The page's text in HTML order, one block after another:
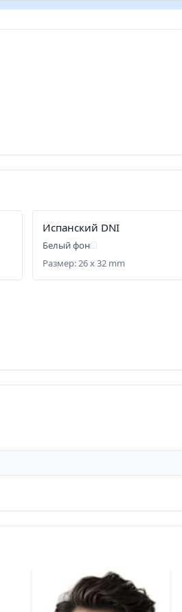
Испанский DNI
Белый фон
Размер: 26 x 32 mm